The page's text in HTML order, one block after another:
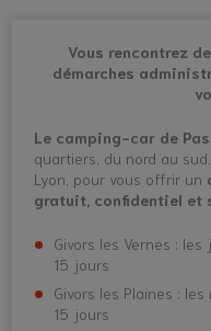
Vous rencontrez
démarches
Le camping-car de
quartiers, du nord au
Lyon, pour vous offrir un
gratuit, confidentiel et
Givors les Vernes :
15 jours
Givors les Plaines :
15 jours